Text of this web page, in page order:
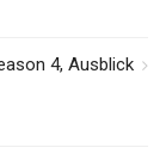
4, Ausblick